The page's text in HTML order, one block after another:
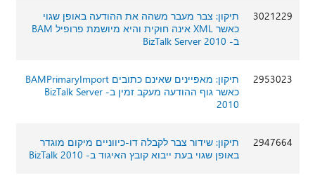
3021229
תיקון: צבר מעבר משהה את ההודעה באופן שגוי
כאשר XML אינה חוקית והיא מיושמת פרופיל BAM
ב- BizTalk Server 2010
2953023
תיקון: מאפיינים שאינם כתובים BAMPrimaryImport
כאשר גוף ההודעה מעקב זמין ב- BizTalk Server
2010
2947664
תיקון: שידור צבר לקבלה דו-כיווניים מיקום מוגדר
באופן שגוי בעת ייבוא קובץ האיגוד ב- BizTalk 2010